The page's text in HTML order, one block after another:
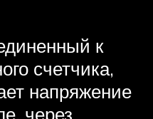
к
счетчика,
напряжение
через